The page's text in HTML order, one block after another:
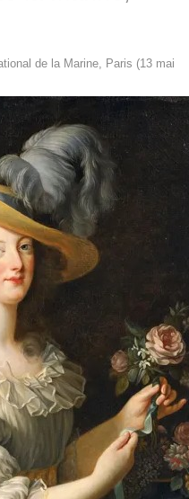
de la Marine, Paris (13 mai